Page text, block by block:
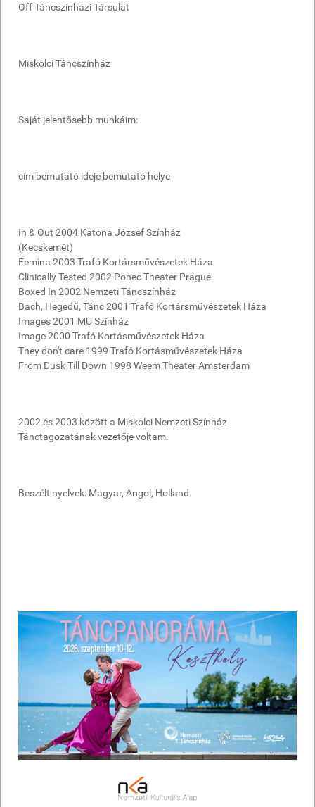
Off Táncszínházi Társulat
Miskolci Táncszínház
Saját jelentősebb munkáim:
cím bemutató ideje bemutató helye
In & Out 2004 Katona József Színház
(Kecskemét)
Femina 2003 Trafó Kortársművészetek Háza
Clinically Tested 2002 Ponec Theater Prague
Boxed In 2002 Nemzeti Táncszínház
Bach, Hegedű, Tánc 2001 Trafó Kortársművészetek Háza
Images 2001 MU Színház
Image 2000 Trafó Kortásművészetek Háza
They don't care 1999 Trafó Kortásművészetek Háza
From Dusk Till Down 1998 Weem Theater Amsterdam
2002 és 2003 között a Miskolci Nemzeti Színház
Tánctagozatának vezetője voltam.
Beszélt nyelvek: Magyar, Angol, Holland.